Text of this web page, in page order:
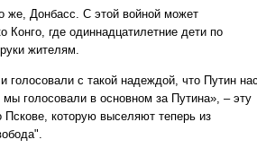
же, Донбасс. С этой войной может
Конго, где одиннадцатилетние дети по
жителям.
с такой надеждой, что Путин нас
голосовали в основном за Путина», – эту
Пскове, которую выселяют теперь из